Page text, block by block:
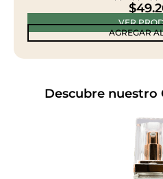
$
VER
AGREGAR
Descubre nuestro